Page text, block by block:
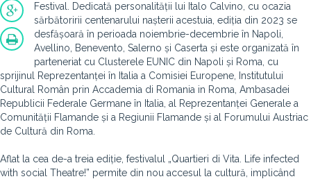
Festival. Dedicată personalității lui Italo Calvino, cu ocazia
sărbătoririi centenarului nașterii acestuia, ediția din 2023 se
desfășoară în perioada noiembrie-decembrie în Napoli,
Avellino, Benevento, Salerno și Caserta și este organizată în
parteneriat cu Clusterele EUNIC din Napoli și Roma, cu
sprijinul Reprezentanței în Italia a Comisiei Europene, Institutului
Cultural Român prin Accademia di Romania in Roma, Ambasadei
Republicii Federale Germane în Italia, al Reprezentanței Generale a
Comunității Flamande și a Regiunii Flamande și al Forumului Austriac
de Cultură din Roma.
Aflat la cea de-a treia ediție, festivalul „Quartieri di Vita. Life infected
with social Theatre!” permite din nou accesul la cultură, implicând